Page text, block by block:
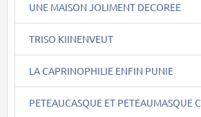
UNE MAISON JOLIMENT DECOREE
TRISO KIINENVEUT
LA CAPRINOPHILIE ENFIN PUNIE
PETEAUCASQUE ET PETEAUMASQUE C